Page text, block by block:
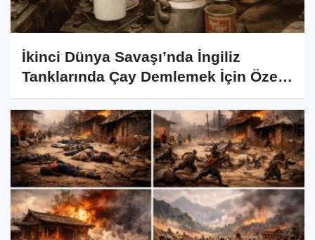
İkinci Dünya Savaşı’nda İngiliz
Tanklarında Çay Demlemek İçin Özel
Donanım Vardı